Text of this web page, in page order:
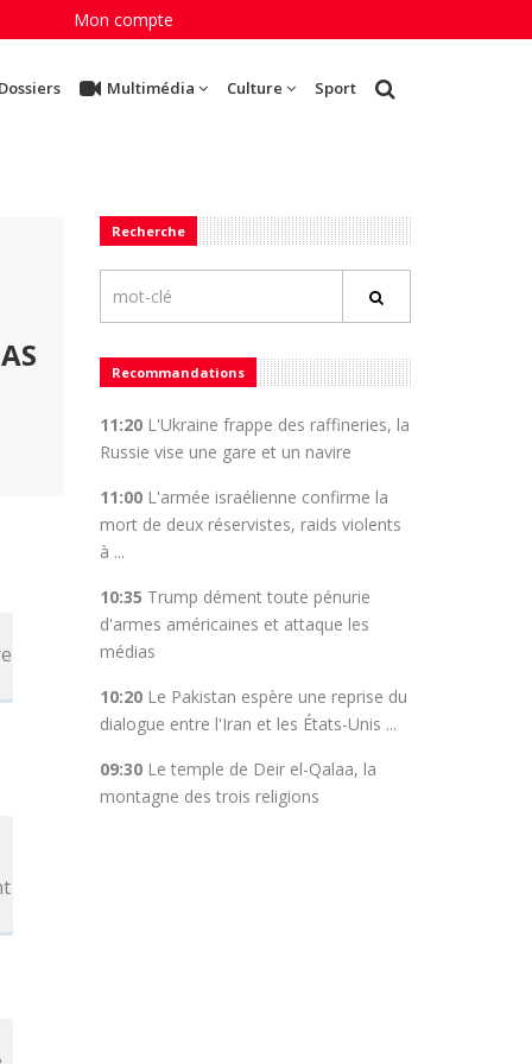
Mon compte
Multimédia Culture Sport
Recherche
Recommandations
11:20L'Ukraine frappe des raffineries, la
Russie vise une gare et un navire
11:00L'armée israélienne confirme la
mort de deux réservistes, raids violents
à ...
10:35 Trump dément toute pénurie
d'armes américaines et attaque les
médias
10:20Le Pakistan espère une reprise du
dialogue entre l'Iran et les États-Unis ...
09:30Le temple de Deir el-Qalaa, la
montagne des trois religions